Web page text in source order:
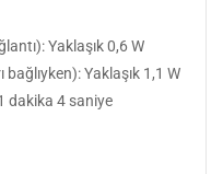
Yaklaşık 0,6 W
Yaklaşık 1,1 W
dakika 4 saniye